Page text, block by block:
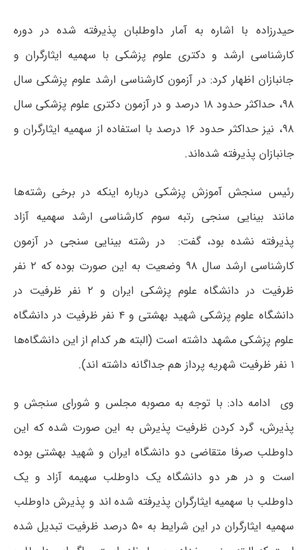
حیدرزاده با اشاره به آمار داوطلبان پذیرفته شده در دوره
کارشناسی ارشد و دکتری علوم پزشکی با سهمیه ایثارگران و
جانبازان اظهار کرد: در آزمون کارشناسی ارشد علوم پزشکی سال
۹۸، حداکثر حدود ۱۸ درصد و در آزمون دکتری علوم پزشکی سال
۹۸، نیز حداکثر حدود ۱۶ درصد با استفاده از سهمیه ایثارگران و
جانبازان پذیرفته شده‌اند.
رئیس سنجش آموزش پزشکی درباره اینکه در برخی رشته‌ها
مانند بینایی سنجی رتبه سوم کارشناسی ارشد سهمیه آزاد
پذیرفته نشده بود، گفت: در رشته بینایی سنجی در آزمون
کارشناسی ارشد سال ۹۸ وضعیت به این صورت بوده که ۲ نفر
ظرفیت در دانشگاه علوم پزشکی ایران و ۲ نفر ظرفیت در
دانشگاه علوم پزشکی شهید بهشتی و ۴ نفر ظرفیت در دانشگاه
علوم پزشکی مشهد داشته است (البته هر کدام از این دانشگاه‌ها
۱ نفر ظرفیت شهریه پرداز هم جداگانه داشته اند).
وی ادامه داد: با توجه به مصوبه مجلس و شورای سنجش و
پذیرش، گرد کردن ظرفیت پذیرش به این صورت شده که این
داوطلب صرفا متقاضی دو دانشگاه ایران و شهید بهشتی بوده
است و در هر دو دانشگاه یک داوطلب سهیمه آزاد و یک
داوطلب با سهمیه ایثارگران پذیرفته شده اند و پذیرش داوطلب
سهمیه ایثارگران در این شرایط به ۵۰ درصد ظرفیت تبدیل شده